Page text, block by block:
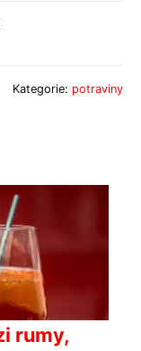
Kategorie: potraviny
rumy,